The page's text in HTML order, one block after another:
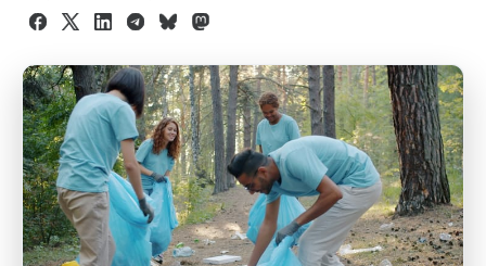
Facebook
X LinkedInTelegram
BlueskyMastodon